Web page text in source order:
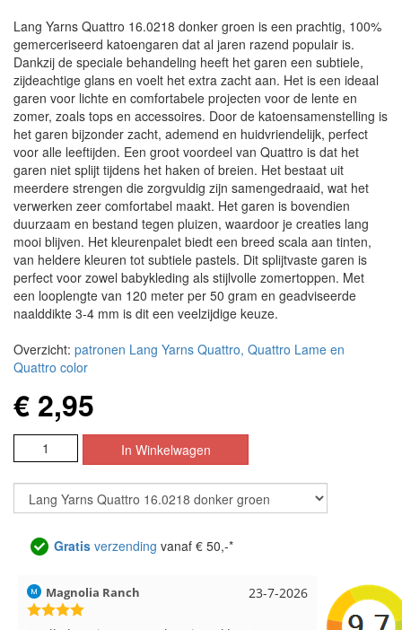
Lang Yarns Quattro 16.0218 donker groen is een prachtig, 100%
gemerceriseerd katoengaren dat al jaren razend populair is.
Dankzij de speciale behandeling heeft het garen een subtiele,
zijdeachtige glans en voelt het extra zacht aan. Het is een ideaal
garen voor lichte en comfortabele projecten voor de lente en
zomer, zoals tops en accessoires. Door de katoensamenstelling is
het garen bijzonder zacht, ademend en huidvriendelijk, perfect
voor alle leeftijden. Een groot voordeel van Quattro is dat het
garen niet splijt tijdens het haken of breien. Het bestaat uit
meerdere strengen die zorgvuldig zijn samengedraaid, wat het
verwerken zeer comfortabel maakt. Het garen is bovendien
duurzaam en bestand tegen pluizen, waardoor je creaties lang
mooi blijven. Het kleurenpalet biedt een breed scala aan tinten,
van heldere kleuren tot subtiele pastels. Dit splijtvaste garen is
perfect voor zowel babykleding als stijlvolle zomertoppen. Met
een looplengte van 120 meter per 50 gram en geadviseerde
naalddikte 3-4 mm is dit een veelzijdige keuze.
Overzicht: patronen Lang Yarns Quattro, Quattro Lame en
Quattro color
€ 2,95
Gratis verzending vanaf € 50,-*
17-7-2026
Hilde uit Loyers Loes uit